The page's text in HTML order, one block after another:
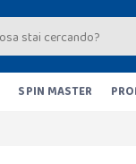
SPIN MASTER